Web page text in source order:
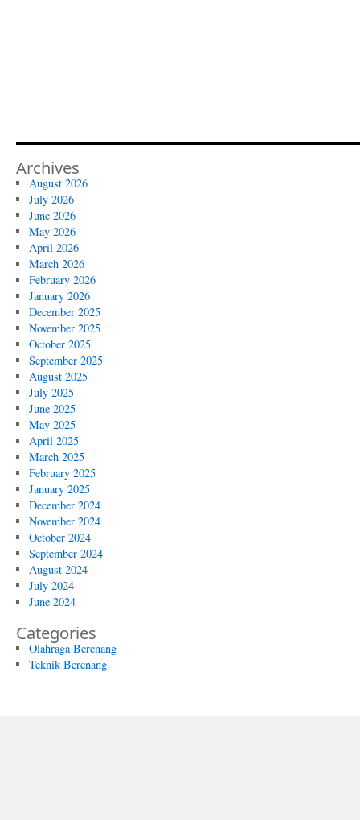
Archives
August 2026
July 2026
June 2026
May 2026
April 2026
March 2026
February 2026
January 2026
December 2025
November 2025
October 2025
September 2025
August 2025
July 2025
June 2025
May 2025
April 2025
March 2025
February 2025
January 2025
December 2024
November 2024
October 2024
September 2024
August 2024
July 2024
June 2024
Categories
Olahraga Berenang
Teknik Berenang